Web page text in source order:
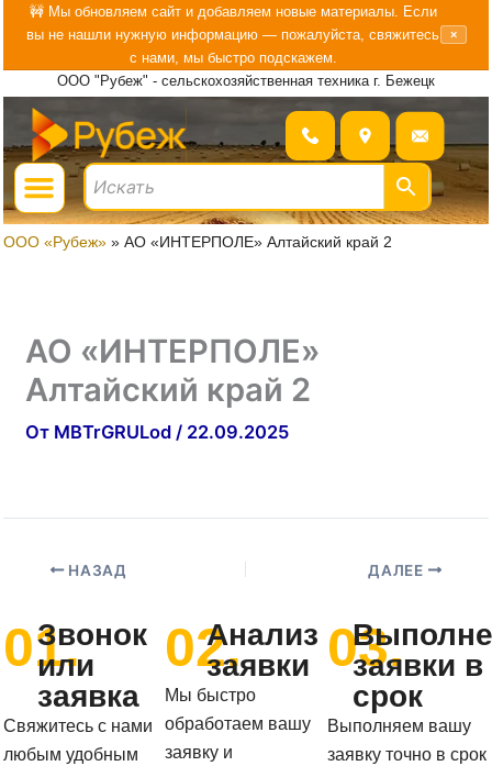
Перейти
содержимому
🚧 Мы обновляем сайт и добавляем новые материалы. Если
вы не нашли нужную информацию — пожалуйста, свяжитесь
с нами, мы быстро подскажем.
×
ООО "Рубеж" - сельскохозяйственная техника г. Бежецк
Menu
ООО «Рубеж» » АО «ИНТЕРПОЛЕ» Алтайский край 2
АО «ИНТЕРПОЛЕ»
Алтайский край 2
От MBTrGRULod / 22.09.2025
НАЗАД ДАЛЕЕ
01.
Звонок
или
заявка
Свяжитесь с нами
любым удобным
02.Анализ
заявки
Мы быстро
обработаем вашу
заявку и
03.
заявки в
срок
Выполняем вашу
заявку точно в срок